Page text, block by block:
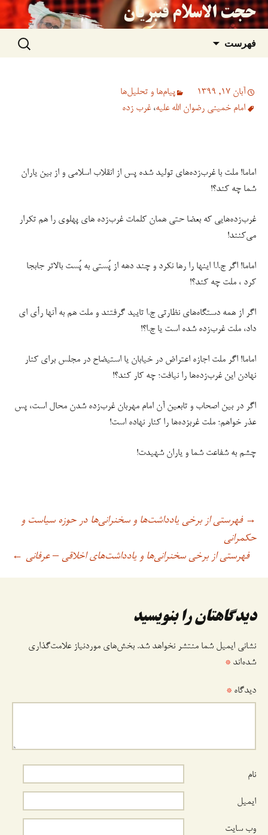
حجت الاسلام قنبریان
فهرست
نوشته‌ها
جستجو
برای:
آبان 17, 1399
پیام‌ها و تحلیل‌ها
امام خمینی رضوان الله علیه، غرب زده
اماما! ملت با غرب‌زده‌های تولید شده پس از انقلاب اسلامی و از بین یاران
شما چه کند؟!
غرب‌زده‌هایی که بعضا حتی همان کلمات غرب‌زده های پهلوی را هم تکرار
می‌کنند!
اماما! اگر ج.ا.ا اینها را رها نکرد و چند دهه از پُستی به پُست بالاتر جابجا
کرد ، ملت چه کند؟!
اگر از همه دستگاه‌های نظارتی ج.ا تایید گرفتند و ملت هم به آنها رأی ای
داد، ملت غرب‌زده شده است یا ج.ا؟!
اماما! اگر ملت اجازه اعتراض در خیابان یا استیضاح در مجلس برای کنار
نهادن این غرب‌زده‌ها را نیافت؛ چه کار کند؟!
اگر در بین اصحاب و تابعین آن امام مهربان غرب‌زده شدن محال است، پس
عذر خواهم؛ ملت غربزده‌ها را کنار نهاده است!
چشم به شفاعت شما و یاران شهیدت!
ناوبری
نوشته
→ فهرستی از برخی یادداشت‌ها و سخنرانی‌ها در حوزه سیاست و
حکمرانی
فهرستی از برخی سخنرانی‌ها و یادداشت‌های اخلاقی – عرفانی ←
دیدگاهتان را بنویسید
نشانی ایمیل شما منتشر نخواهد شد. بخش‌های موردنیاز علامت‌گذاری
شده‌اند *
دیدگاه *
نام
ایمیل
وب‌ سایت